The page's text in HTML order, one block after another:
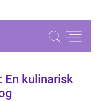
En kulinarisk